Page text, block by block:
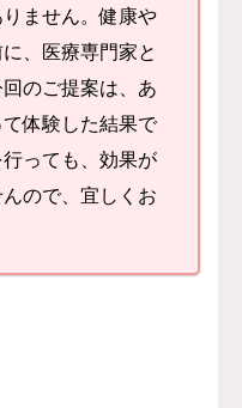
ません。健康や
、医療専門家と
のご提案は、あ
体験した結果で
っても、効果が
ので、宜しくお